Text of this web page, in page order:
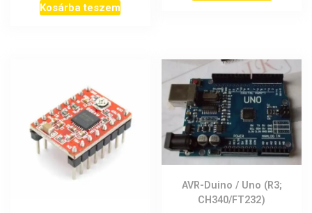
Kosárba teszem
AVR-Duino / Uno (R3;
CH340/FT232)